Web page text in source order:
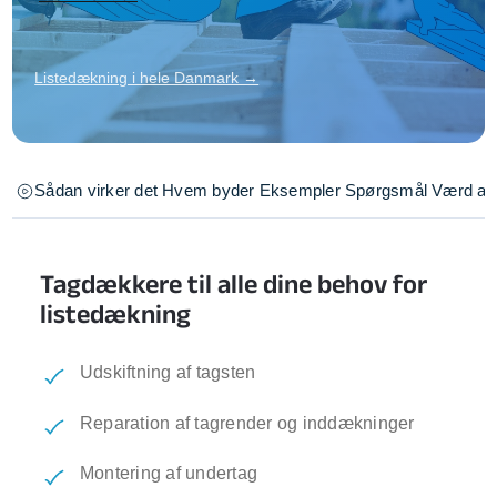
Listedækning i hele Danmark →
Sådan virker det Hvem byder Eksempler Spørgsmål Værd at
Tagdækkere til alle dine behov for
listedækning
Udskiftning af tagsten
Reparation af tagrender og inddækninger
Montering af undertag